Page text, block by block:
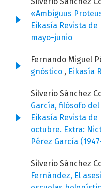
Silverio Sánchez
«Ambiguus
Eikasía Revista de
mayo-junio
Fernando Miguel
gnóstico , Eikasía
Silverio Sánchez
García, filósofo
Eikasía Revista de
octubre. Extra:
Pérez García
Silverio Sánchez
Fernández, El